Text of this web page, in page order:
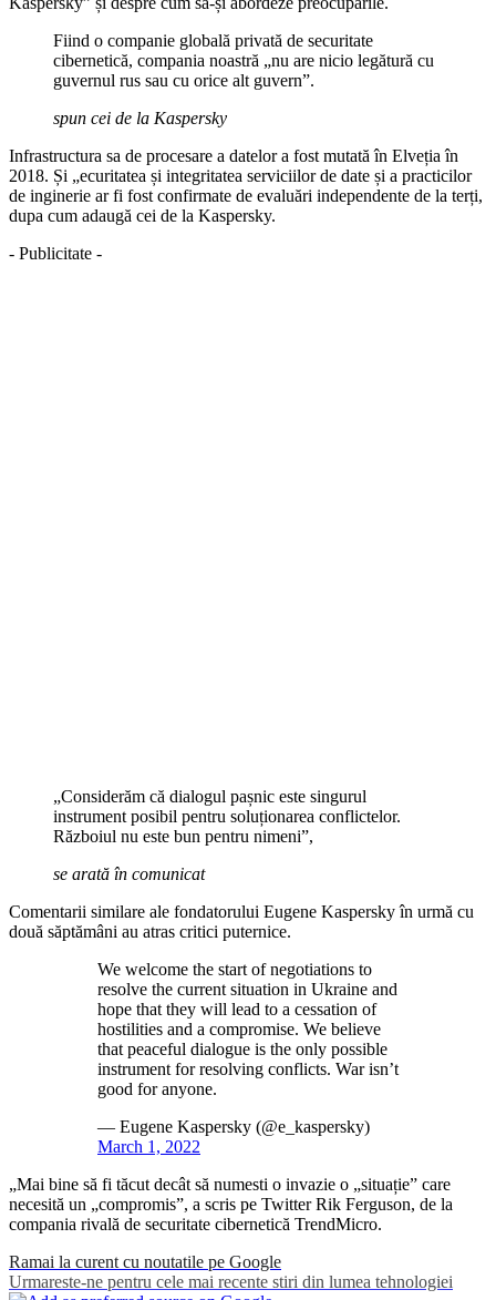
Fiind o companie globală privată de securitate
cibernetică, compania noastră „nu are nicio legătură cu
guvernul rus sau cu orice alt guvern”.
spun cei de la Kaspersky
Infrastructura sa de procesare a datelor a fost mutată în Elveția în
2018. Și „ecuritatea și integritatea serviciilor de date și a practicilor
de inginerie ar fi fost confirmate de evaluări independente de la terți,
dupa cum adaugă cei de la Kaspersky.
- Publicitate -
„Considerăm că dialogul pașnic este singurul
instrument posibil pentru soluționarea conflictelor.
Războiul nu este bun pentru nimeni”,
se arată în comunicat
Comentarii similare ale fondatorului Eugene Kaspersky în urmă cu
două săptămâni au atras critici puternice.
We welcome the start of negotiations to
resolve the current situation in Ukraine and
hope that they will lead to a cessation of
hostilities and a compromise. We believe
that peaceful dialogue is the only possible
instrument for resolving conflicts. War isn’t
good for anyone.
— Eugene Kaspersky (@e_kaspersky)
March 1, 2022
„Mai bine să fi tăcut decât să numesti o invazie o „situație” care
necesită un „compromis”, a scris pe Twitter Rik Ferguson, de la
compania rivală de securitate cibernetică TrendMicro.
Ramai la curent cu noutatile pe Google
Urmareste-ne pentru cele mai recente stiri din lumea tehnologiei